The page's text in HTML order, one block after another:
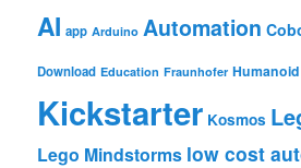
AI app Arduino Automation
Download Education Fraunhofer Humanoid
Kickstarter Kosmos
Lego Mindstorms low cost